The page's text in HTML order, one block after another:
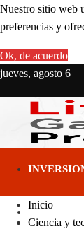
Nuestro sitio web
preferencias y
Ok, de acuerdo
jueves, agosto 6
CIENCIA Y
Inicio
Ciencia y